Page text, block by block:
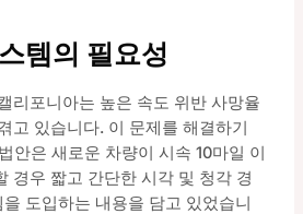
템의 필요성
리포니아는 높은 속도 위반 사망율
고 있습니다. 이 문제를 해결하기
안은 새로운 차량이 시속 10마일 이
경우 짧고 간단한 시각 및 청각 경
도입하는 내용을 담고 있었습니